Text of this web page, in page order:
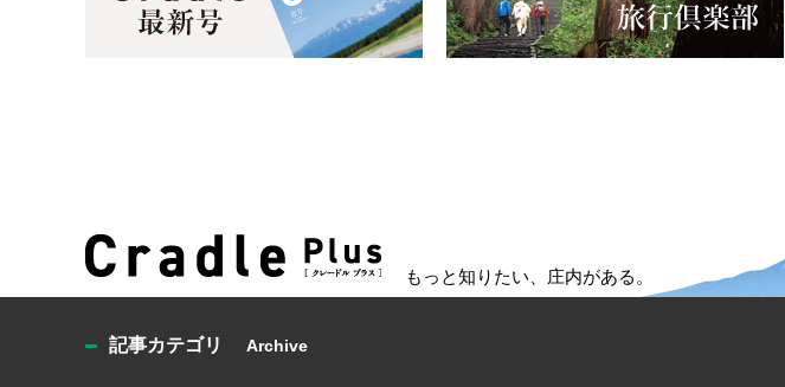
もっと知りたい、庄内がある。
記事カテゴリ Archive